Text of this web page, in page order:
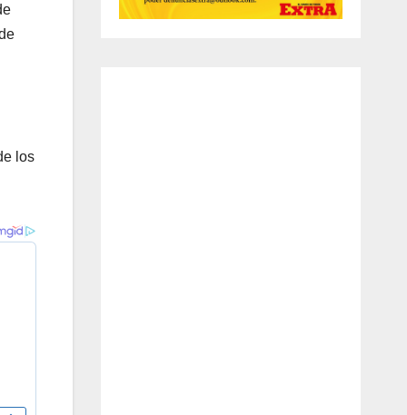
los